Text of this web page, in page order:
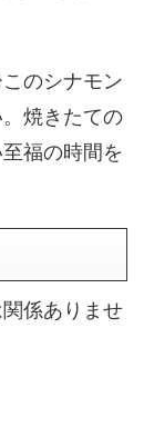
のシナモン
焼きたての
福の時間を
係ありませ